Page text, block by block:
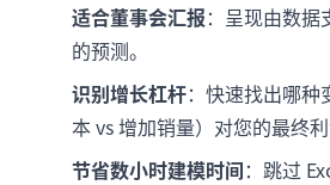
适合董事会汇报：呈现由数据
的预测。
识别增长杠杆：快速找出哪
本 vs 增加销量）对您的最终利
节省数小时建模时间：跳过